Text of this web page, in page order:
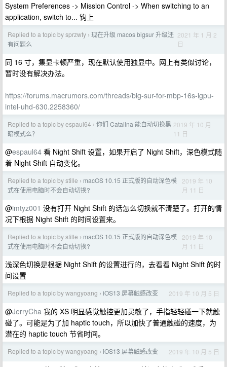
System Preferences -> Mission Control -> When switching to an
application, switch to... 钩上
Replied to a topic by sprzwty › 现在升级 macos bigsur 升级还
有问题么
2021 年 1 月 2
日
同 16 寸，集显卡顿严重，现在默认使用独显中。网上有类似讨论，
暂时没有解决办法。
https://forums.macrumors.com/threads/big-sur-for-mbp-16s-igpu-
intel-uhd-630.2258360/
Replied to a topic by espaul64 › 你们 Catalina 能自动切换黑
暗模式么？
2019 年 10 月
11 日
@espaul64 看 Night Shift 设置，如果开启了 Night Shift，深色模式随
着 Night Shift 自动变化。
Replied to a topic by stille › macOS 10.15 正式版的自动深色模
式在使用电脑时不会自动切换?
2019 年 10
月 11 日
@imtyz001 没有打开 Night Shift 的话怎么切换就不清楚了。打开的情
况下根据 Night Shift 的时间设置来。
Replied to a topic by stille › macOS 10.15 正式版的自动深色模
式在使用电脑时不会自动切换?
2019 年 10
月 11 日
浅深色切换是根据 Night Shift 的设置进行的，去看看 Night Shift 的时
间设置
Replied to a topic by wangyoang › iOS13 屏幕触感改变 2019 年 10 月 5 日
@JerryCha 我的 XS 明显感觉触控更加灵敏了，手指轻轻碰一下就触
碰了。可能是为了加 haptic touch，所以加快了普通触碰的速度，为
潜在的 haptic touch 节省时间。
Replied to a topic by wangyoang › iOS13 屏幕触感改变 2019 年 10 月 5 日